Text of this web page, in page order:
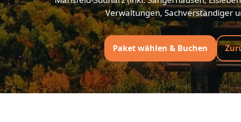
Verwaltungen, Sachverständiger
Paket wählen & Buchen